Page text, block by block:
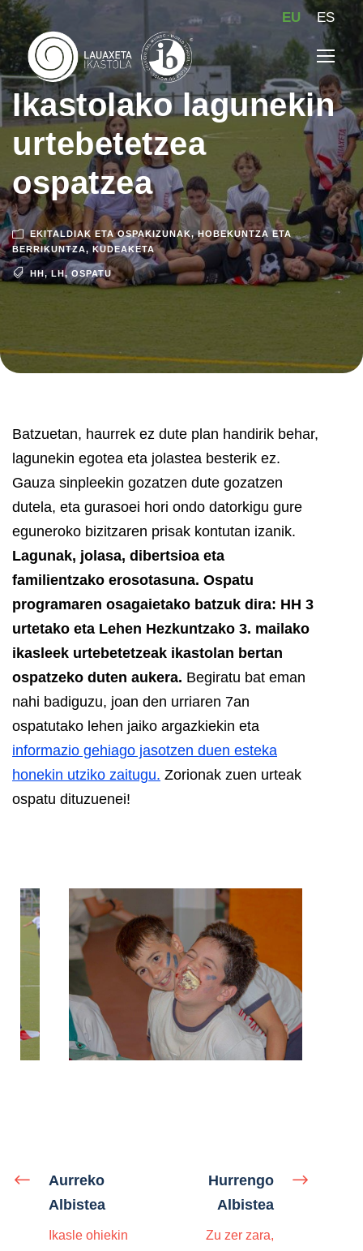
EU ES
Ikastolako lagunekin
urtebetetzea
ospatzea
EKITALDIAK ETA OSPAKIZUNAK, HOBEKUNTZA ETA
BERRIKUNTZA, KUDEAKETA
HH, LH, OSPATU
Batzuetan, haurrek ez dute plan handirik behar,
lagunekin egotea eta jolastea besterik ez.
Gauza sinpleekin gozatzen dute gozatzen
dutela, eta gurasoei hori ondo datorkigu gure
eguneroko bizitzaren prisak kontutan izanik.
Lagunak, jolasa, dibertsioa eta
familientzako erosotasuna. Ospatu
programaren osagaietako batzuk dira: HH 3
urtetako eta Lehen Hezkuntzako 3. mailako
ikasleek urtebetetzeak ikastolan bertan
ospatzeko duten aukera. Begiratu bat eman
nahi badiguzu, joan den urriaren 7an
ospatutako lehen jaiko argazkiekin eta
informazio gehiago jasotzen duen esteka
honekin utziko zaitugu. Zorionak zuen urteak
ospatu dituzuenei!
Aurreko
Albistea
Ikasle ohiekin
Hurrengo
Albistea
Zu zer zara,